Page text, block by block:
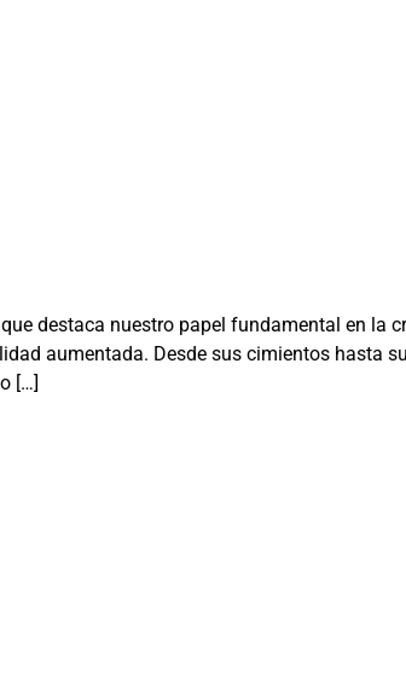
destaca nuestro papel fundamental en la
aumentada. Desde sus cimientos hasta
[…]